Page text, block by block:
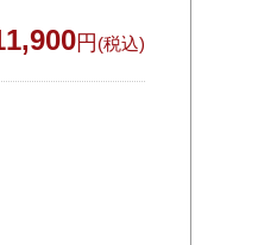
円 (税込)